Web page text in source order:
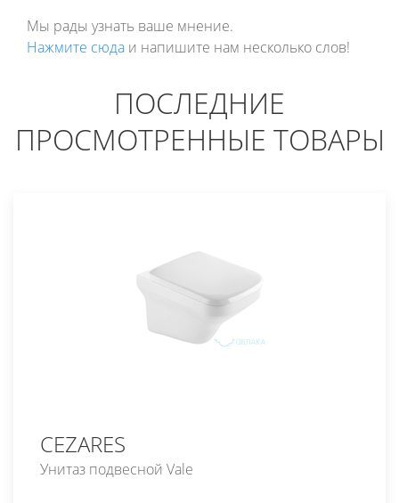
Мы рады узнать ваше мнение.
Нажмите сюда и напишите нам несколько слов!
ПОСЛЕДНИЕ
ПРОСМОТРЕННЫЕ ТОВАРЫ
CEZARES
Унитаз подвесной Vale